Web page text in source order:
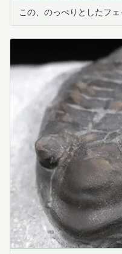
この、のっぺりとしたフェ